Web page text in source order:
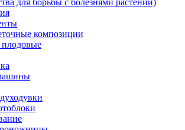
для борьбы с болезнями растений)
композиции